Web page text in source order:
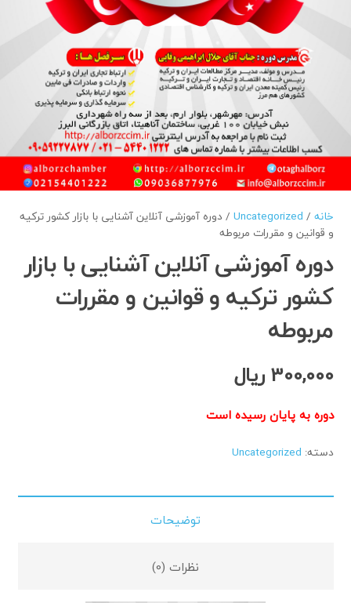
خانه /
Uncategorized / دوره آموزشی آنلاین آشنایی با بازار کشور ترکیه
و قوانین و مقررات مربوطه
دوره آموزشی آنلاین آشنایی با بازار
کشور ترکیه و قوانین و مقررات
مربوطه
300,000 ریال
دوره به پایان رسیده است
دسته: Uncategorized
توضیحات
نظرات (0)